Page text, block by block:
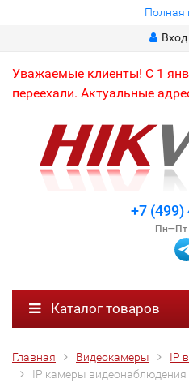
Полная
Вход
Уважаемые клиенты! С 1
переехали. Актуальные
+7 (499)
Пн—Пт
Каталог товаров
Главная Видеокамеры
IP
IP камеры видеонаблюдения